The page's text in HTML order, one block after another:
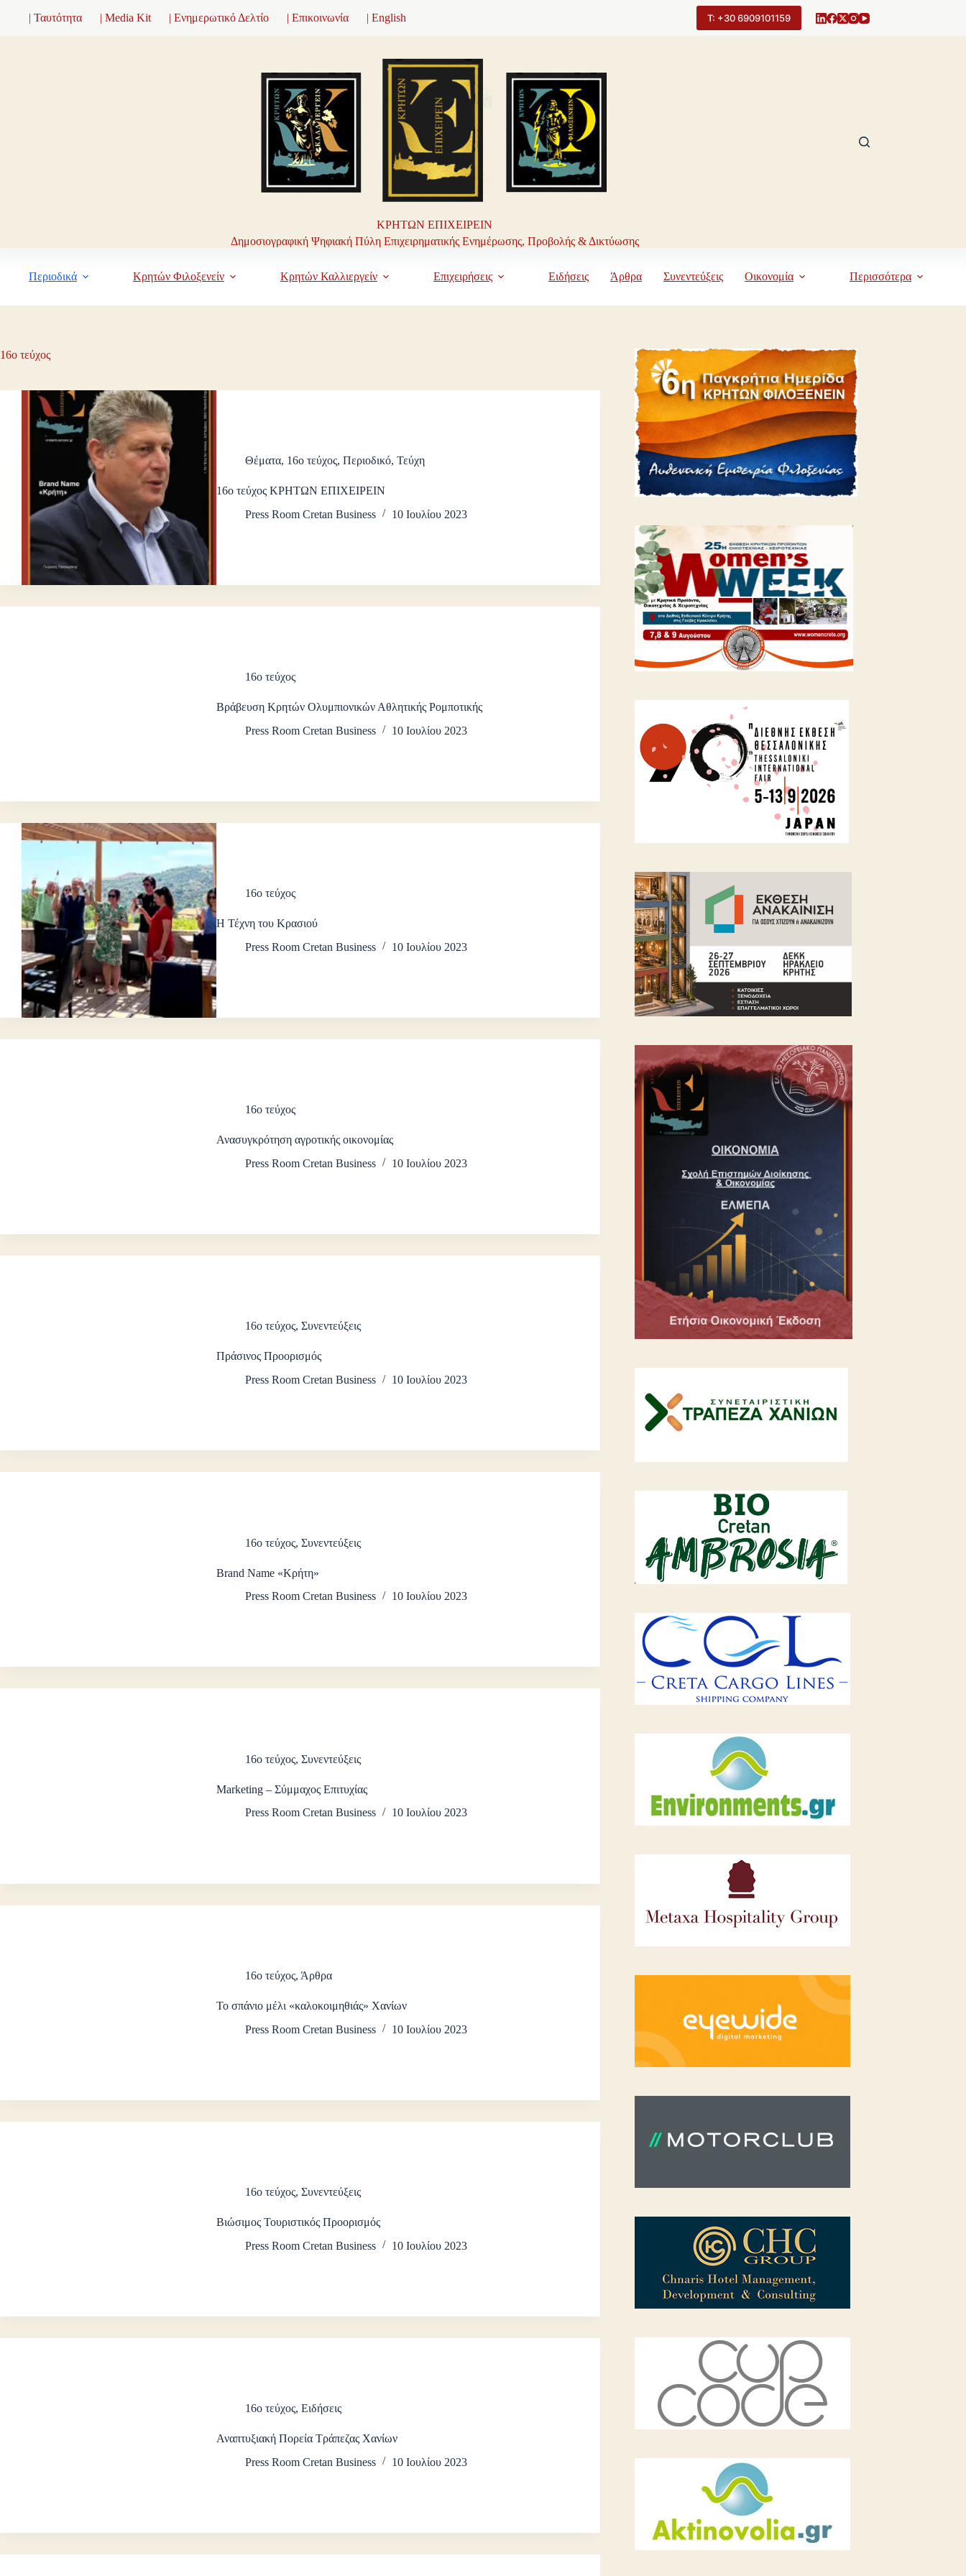
| Ταυτότητα | Media Kit | Ενημερωτικό Δελτίο | Επικοινωνία | English Τ: +30 6909101159
ΚΡΗΤΩΝ ΕΠΙΧΕΙΡΕΙΝ
Δημοσιογραφική Ψηφιακή Πύλη Επιχειρηματικής Ενημέρωσης, Προβολής & Δικτύωσης
Περιοδικά Κρητών Φιλοξενείν Κρητών Καλλιεργείν Επιχειρήσεις Ειδήσεις Άρθρα Συνεντεύξεις Οικονομία Περισσότερα
16ο τεύχος
Θέματα, 16ο τεύχος,Περιοδικό,Τεύχη
16ο τεύχος ΚΡΗΤΩΝ ΕΠΙΧΕΙΡΕΙΝ
Press Room Cretan Business
10 Ιουλίου 2023
16ο τεύχος
Βράβευση Kρητών Ολυμπιονικών Αθλητικής Ρομποτικής
Press Room Cretan Business
10 Ιουλίου 2023
16ο τεύχος
Η Τέχνη του Κρασιού
Press Room Cretan Business
10 Ιουλίου 2023
16ο τεύχος
Ανασυγκρότηση αγροτικής οικονομίας
Press Room Cretan Business
10 Ιουλίου 2023
16ο τεύχος,Συνεντεύξεις
Πράσινος Προορισμός
Press Room Cretan Business
10 Ιουλίου 2023
16ο τεύχος,Συνεντεύξεις
Brand Name «Κρήτη»
Press Room Cretan Business
10 Ιουλίου 2023
16ο τεύχος,Συνεντεύξεις
Marketing – Σύμμαχος Επιτυχίας
Press Room Cretan Business
10 Ιουλίου 2023
16ο τεύχος, Άρθρα
Το σπάνιο μέλι «καλοκοιμηθιάς» Χανίων
Press Room Cretan Business
10 Ιουλίου 2023
16ο τεύχος,Συνεντεύξεις
Βιώσιμος Τουριστικός Προορισμός
Press Room Cretan Business
10 Ιουλίου 2023
16ο τεύχος,Ειδήσεις
Αναπτυξιακή Πορεία Τράπεζας Χανίων
Press Room Cretan Business
10 Ιουλίου 2023